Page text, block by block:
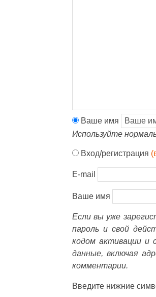
Ваше имя
Используйте
Вход/регистрация
E-mail
Ваше имя
Если вы уже
пароль и свой
кодом активации и
данные, включая
комментарии.
Введите нижние